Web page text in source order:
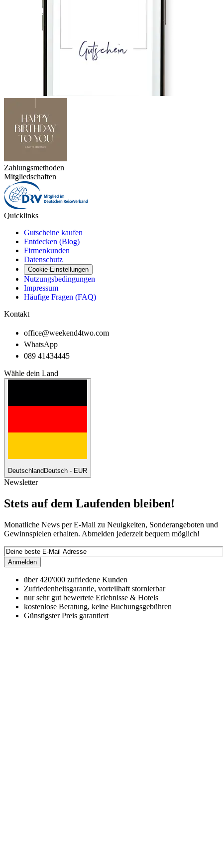
Zahlungsmethoden
Mitgliedschaften
Quicklinks
Gutscheine kaufen
Entdecken (Blog)
Firmenkunden
Datenschutz
Cookie-Einstellungen
Nutzungsbedingungen
Impressum
Häufige Fragen (FAQ)
Kontakt
office@weekend4two.com
WhatsApp
089 41434445
Wähle dein Land
Deutschland Deutsch - EUR
Newsletter
Stets auf dem Laufenden bleiben!
Monatliche News per E-Mail zu Neuigkeiten, Sonderangeboten und
Gewinnspielen erhalten. Abmelden jederzeit bequem möglich!
Anmelden
über 420'000 zufriedene Kunden
Zufriedenheitsgarantie, vorteilhaft stornierbar
nur sehr gut bewertete Erlebnisse & Hotels
kostenlose Beratung, keine Buchungsgebühren
Günstigster Preis garantiert